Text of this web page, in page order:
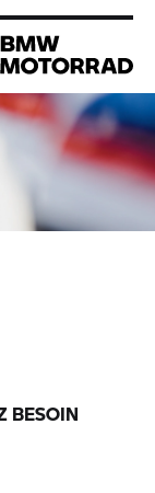
BESOIN